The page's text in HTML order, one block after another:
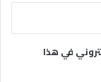
في هذا